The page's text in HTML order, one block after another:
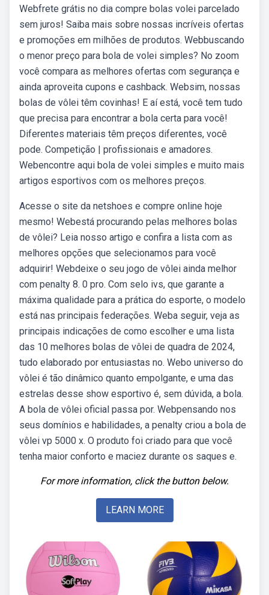
Webfrete grátis no dia compre bolas volei parcelado
sem juros! Saiba mais sobre nossas incríveis ofertas
e promoções em milhões de produtos. Webbuscando
o menor preço para bola de volei simples? No zoom
você compara as melhores ofertas com segurança e
ainda aproveita cupons e cashback. Websim, nossas
bolas de vôlei têm covinhas! E aí está, você tem tudo
que precisa para encontrar a bola certa para você!
Diferentes materiais têm preços diferentes, você
pode. Competição | profissionais e amadores.
Webencontre aqui bola de volei simples e muito mais
artigos esportivos com os melhores preços.
Acesse o site da netshoes e compre online hoje
mesmo! Webestá procurando pelas melhores bolas
de vôlei? Leia nosso artigo e confira a lista com as
melhores opções que selecionamos para você
adquirir! Webdeixe o seu jogo de vôlei ainda melhor
com penalty 8. 0 pro. Com selo ivs, que garante a
máxima qualidade para a prática do esporte, o modelo
está nas principais federações. Weba seguir, veja as
principais indicações de como escolher e uma lista
das 10 melhores bolas de vôlei de quadra de 2024,
tudo elaborado por entusiastas no. Webo universo do
vôlei é tão dinâmico quanto empolgante, e uma das
estrelas desse show esportivo é, sem dúvida, a bola.
A bola de vôlei oficial passa por. Webpensando nos
seus domínios e habilidades, a penalty criou a bola de
vôlei vp 5000 x. O produto foi criado para que você
tenha maior conforto e maciez durante os saques e.
For more information, click the button below.
LEARN MORE